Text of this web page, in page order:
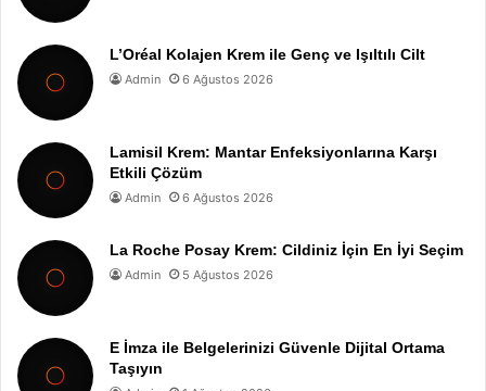
L’Oréal Kolajen Krem ile Genç ve Işıltılı Cilt
Admin 6 Ağustos 2026
Lamisil Krem: Mantar Enfeksiyonlarına Karşı
Etkili Çözüm
Admin 6 Ağustos 2026
La Roche Posay Krem: Cildiniz İçin En İyi Seçim
Admin 5 Ağustos 2026
E İmza ile Belgelerinizi Güvenle Dijital Ortama
Taşıyın